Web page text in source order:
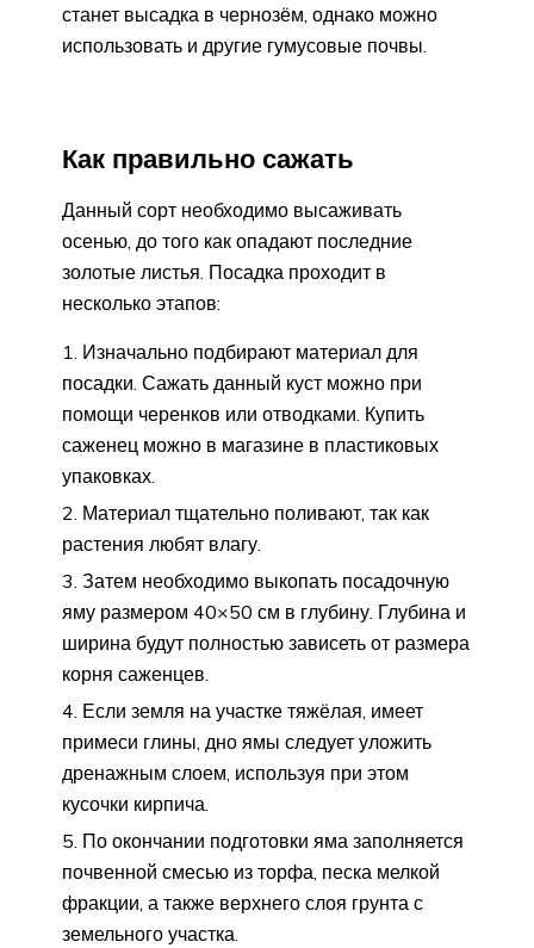
станет высадка в чернозём, однако можно
использовать и другие гумусовые почвы.
Как правильно сажать
Данный сорт необходимо высаживать
осенью, до того как опадают последние
золотые листья. Посадка проходит в
несколько этапов:
Изначально подбирают материал для
посадки. Сажать данный куст можно при
помощи черенков или отводками. Купить
саженец можно в магазине в пластиковых
упаковках.
Материал тщательно поливают, так как
растения любят влагу.
Затем необходимо выкопать посадочную
яму размером 40×50 см в глубину. Глубина и
ширина будут полностью зависеть от размера
корня саженцев.
Если земля на участке тяжёлая, имеет
примеси глины, дно ямы следует уложить
дренажным слоем, используя при этом
кусочки кирпича.
По окончании подготовки яма заполняется
почвенной смесью из торфа, песка мелкой
фракции, а также верхнего слоя грунта с
земельного участка.